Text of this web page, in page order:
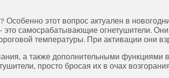
этот вопрос актуален в
самосрабатывающие огнетушители.
температуры. При активации они
а также дополнительными функциями
просто бросая их в очах